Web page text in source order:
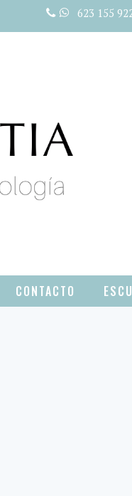
623 155
CONTACTO